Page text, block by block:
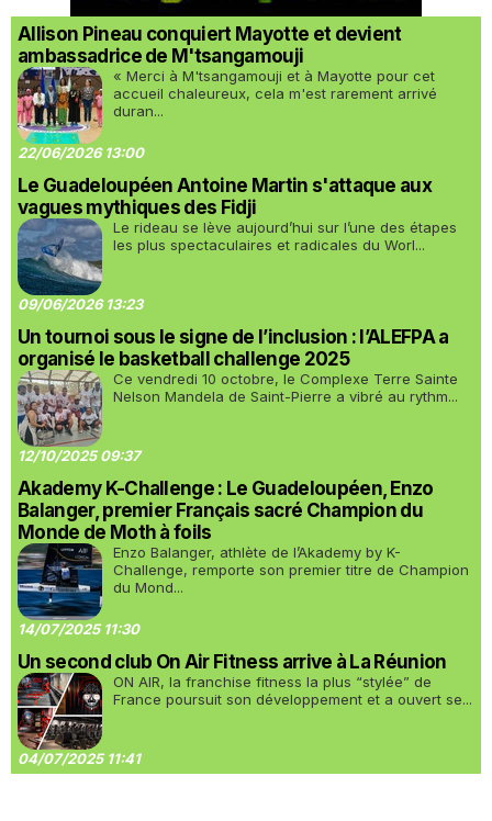
Allison Pineau conquiert Mayotte et devient
ambassadrice de M'tsangamouji
« Merci à M'tsangamouji et à Mayotte pour cet
accueil chaleureux, cela m'est rarement arrivé
duran...
22/06/2026 13:00
Le Guadeloupéen Antoine Martin s'attaque aux
vagues mythiques des Fidji
Le rideau se lève aujourd’hui sur l’une des étapes
les plus spectaculaires et radicales du Worl...
09/06/2026 13:23
Un tournoi sous le signe de l’inclusion : l’ALEFPA a
organisé le basketball challenge 2025
Ce vendredi 10 octobre, le Complexe Terre Sainte
Nelson Mandela de Saint-Pierre a vibré au rythm...
12/10/2025 09:37
Akademy K-Challenge : Le Guadeloupéen, Enzo
Balanger, premier Français sacré Champion du
Monde de Moth à foils
Enzo Balanger, athlète de l’Akademy by K-
Challenge, remporte son premier titre de Champion
du Mond...
14/07/2025 11:30
Un second club On Air Fitness arrive à La Réunion
ON AIR, la franchise fitness la plus “stylée” de
France poursuit son développement et a ouvert se...
04/07/2025 11:41